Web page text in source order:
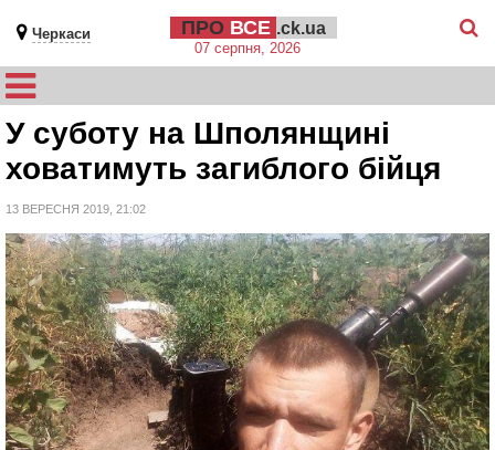
Черкаси ПРО ВСЕ .ck.ua
07 серпня, 2026
У суботу на Шполянщині
ховатимуть загиблого бійця
13 ВЕРЕСНЯ 2019, 21:02